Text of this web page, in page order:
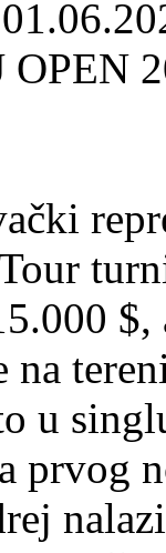
na
u
prvog